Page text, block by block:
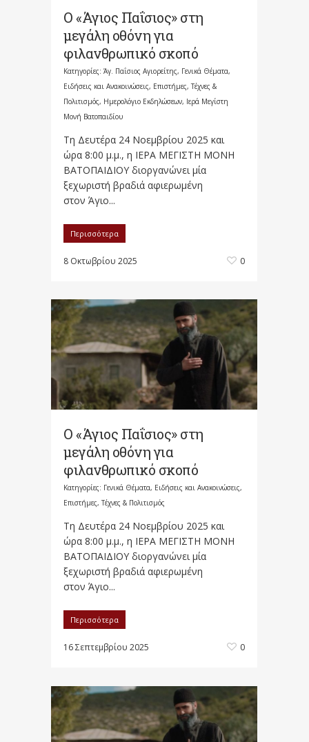
Ο «Άγιος Παΐσιος» στη
μεγάλη οθόνη για
φιλανθρωπικό σκοπό
Κατηγορίες: Άγ. Παΐσιος Αγιορείτης, Γενικά Θέματα,
Ειδήσεις και Ανακοινώσεις, Επιστήμες, Τέχνες &
Πολιτισμός, Ημερολόγιο Εκδηλώσεων, Ιερά Μεγίστη
Μονή Βατοπαιδίου
Τη Δευτέρα 24 Νοεμβρίου 2025 και
ώρα 8:00 μ.μ., η ΙΕΡΑ ΜΕΓΙΣΤΗ ΜΟΝΗ
ΒΑΤΟΠΑΙΔΙΟΥ διοργανώνει μία
ξεχωριστή βραδιά αφιερωμένη
στον Άγιο...
Περισσότερα
8 Οκτωβρίου 2025 0
Ο «Άγιος Παΐσιος» στη
μεγάλη οθόνη για
φιλανθρωπικό σκοπό
Κατηγορίες: Γενικά Θέματα, Ειδήσεις και Ανακοινώσεις,
Επιστήμες, Τέχνες & Πολιτισμός
Τη Δευτέρα 24 Νοεμβρίου 2025 και
ώρα 8:00 μ.μ., η ΙΕΡΑ ΜΕΓΙΣΤΗ ΜΟΝΗ
ΒΑΤΟΠΑΙΔΙΟΥ διοργανώνει μία
ξεχωριστή βραδιά αφιερωμένη
στον Άγιο...
Περισσότερα
16 Σεπτεμβρίου 2025 0